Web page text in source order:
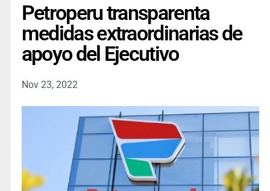
Petroperu transparenta
medidas extraordinarias de
apoyo del Ejecutivo
Nov 23, 2022